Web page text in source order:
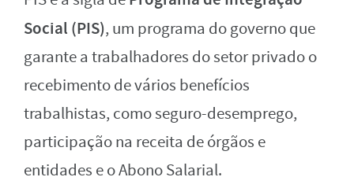
Social (PIS), um programa do governo que
garante a trabalhadores do setor privado o
recebimento de vários benefícios
trabalhistas, como seguro-desemprego,
participação na receita de órgãos e
entidades e o Abono Salarial.